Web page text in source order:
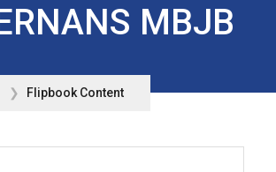
MBJB
Flipbook Content